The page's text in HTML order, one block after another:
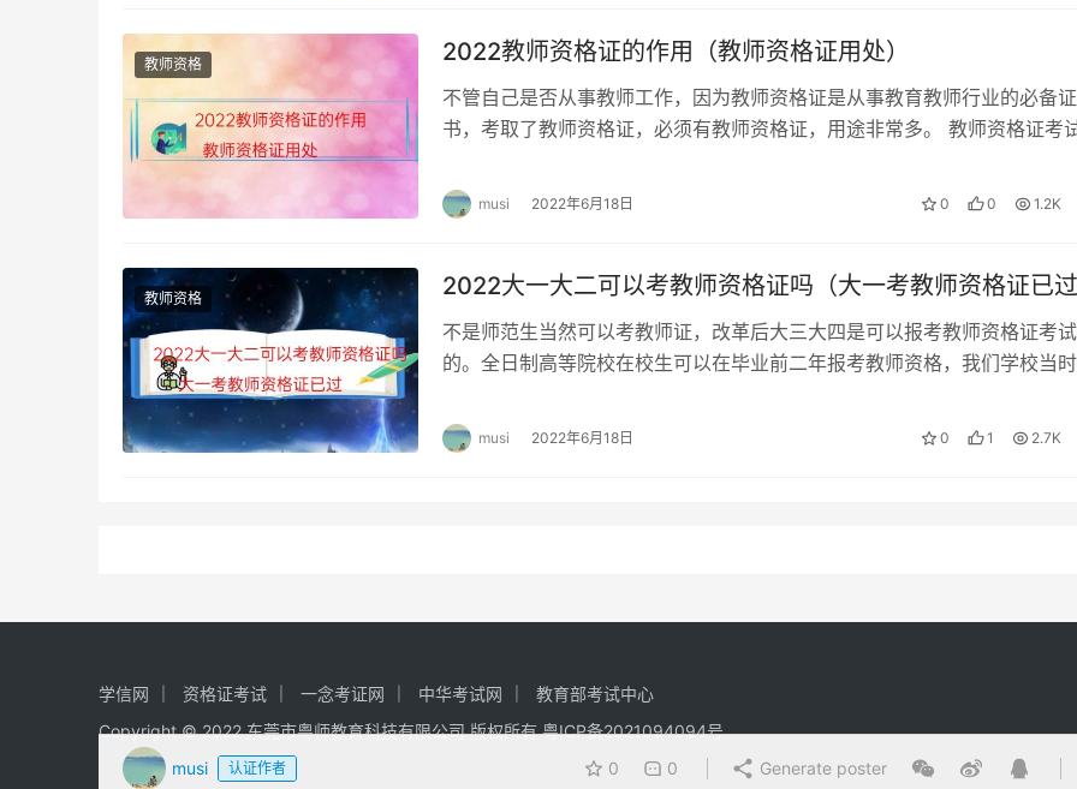
musi 认证作者 0 0 Generate poster
教师资格 2022教师资格证的作用（教师资格证用处）
不管自己是否从事教师工作，因为教师资格证是从事教育教师行业的必备证
书，考取了教师资格证，必须有教师资格证，用途非常多。 教师资格证考
musi 2022年6月18日 0 0 1.2K
教师资格 2022大一大二可以考教师资格证吗（大一考教师资格证已过
不是师范生当然可以考教师证，改革后大三大四是可以报考教师资格证考试
的。全日制高等院校在校生可以在毕业前二年报考教师资格，我们学校当时
musi 2022年6月18日 0 1 2.7K
学信网 资格证考试 一念考证网 中华考试网
教育部考试中心
Copyright © 2022 东莞市粤师教育科技有限公司 版权所有粤ICP备2021094094号